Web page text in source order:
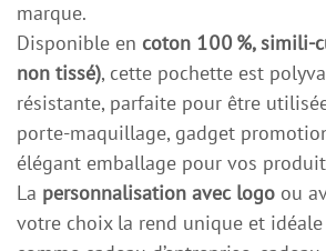
marque.
Disponible en coton 100 %, simili-
non tissé), cette pochette est
résistante, parfaite pour être
porte-maquillage, gadget
élégant emballage pour vos
La personnalisation avec logo ou
votre choix la rend unique et